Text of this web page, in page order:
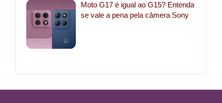
Moto G17 é igual ao G15? Entenda
se vale a pena pela câmera Sony